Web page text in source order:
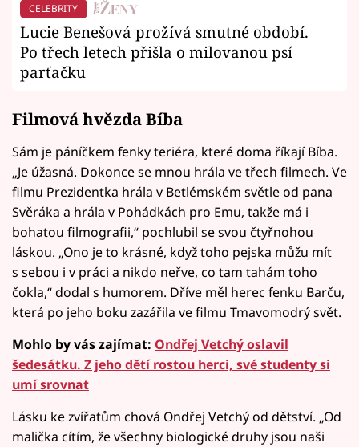
CELEBRITY
Lucie Benešová prožívá smutné období.
Po třech letech přišla o milovanou psí
parťačku
Filmová hvězda Bíba
Sám je páníčkem fenky teriéra, které doma říkají Bíba.
„Je úžasná. Dokonce se mnou hrála ve třech filmech. Ve
filmu Prezidentka hrála v Betlémském světle od pana
Svěráka a hrála v Pohádkách pro Emu, takže má i
bohatou filmografii,“ pochlubil se svou čtyřnohou
láskou. „Ono je to krásné, když toho pejska můžu mít
s sebou i v práci a nikdo neřve, co tam tahám toho
čokla,“ dodal s humorem. Dříve měl herec fenku Barču,
která po jeho boku zazářila ve filmu Tmavomodrý svět.
Mohlo by vás zajímat: Ondřej Vetchý oslavil
šedesátku. Z jeho dětí rostou herci, své studenty si
umí srovnat
Lásku ke zvířatům chová Ondřej Vetchý od dětství. „Od
malička cítím, že všechny biologické druhy jsou naši